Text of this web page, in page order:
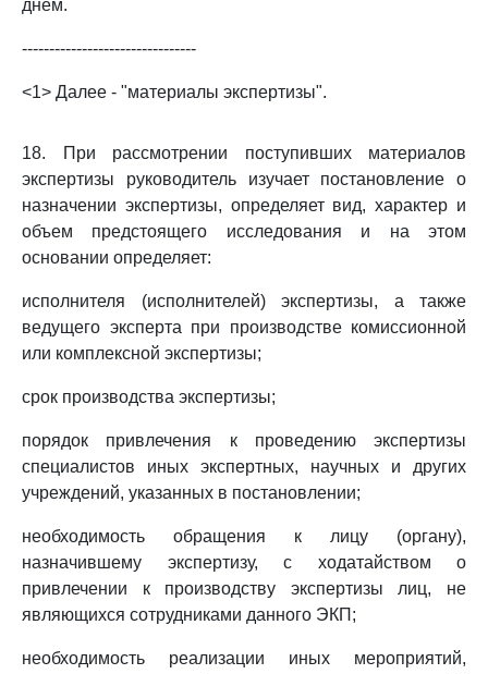
днем.
--------------------------------
<1> Далее - "материалы экспертизы".
18. При рассмотрении поступивших материалов
экспертизы руководитель изучает постановление о
назначении экспертизы, определяет вид, характер и
объем предстоящего исследования и на этом
основании определяет:
исполнителя (исполнителей) экспертизы, а также
ведущего эксперта при производстве комиссионной
или комплексной экспертизы;
срок производства экспертизы;
порядок привлечения к проведению экспертизы
специалистов иных экспертных, научных и других
учреждений, указанных в постановлении;
необходимость обращения к лицу (органу),
назначившему экспертизу, с ходатайством о
привлечении к производству экспертизы лиц, не
являющихся сотрудниками данного ЭКП;
необходимость реализации иных мероприятий,